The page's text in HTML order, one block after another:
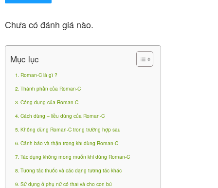
Bệnh nhân bị hen suyễn và bị dị ứng nặng do đã có
báo cáo về tác dụng phụ xảy ra cho người bị hen
suyễn và dị ứng nặng do sữa ong chúa.
Cảnh báo và thận trọng khi dùng
Roman-C
Tuân theo chỉ định liều dùng và cách dùng.
Đối với trẻ em chỉ được dùng dưới sự kiểm soát của
cha mẹ.
Trong trường hợp các triệu chứng không được cải
thiện sau khi dùng thuốc 1 tháng phải hỏi ý kiến của
bác sĩ hoặc dược sĩ.
Chưa có đánh giá nào.
Mục lục
Roman-C là gì ?
Thành phần của Roman-C
Công dụng của Roman-C
Cách dùng – liều dùng của Roman-C
Không dùng Roman-C trong trường hợp sau
Cảnh báo và thận trọng khi dùng Roman-C
Tác dụng không mong muốn khi dùng Roman-C
Tương tác thuốc và các dạng tương tác khác
Sử dụng ở phụ nữ có thai và cho con bú